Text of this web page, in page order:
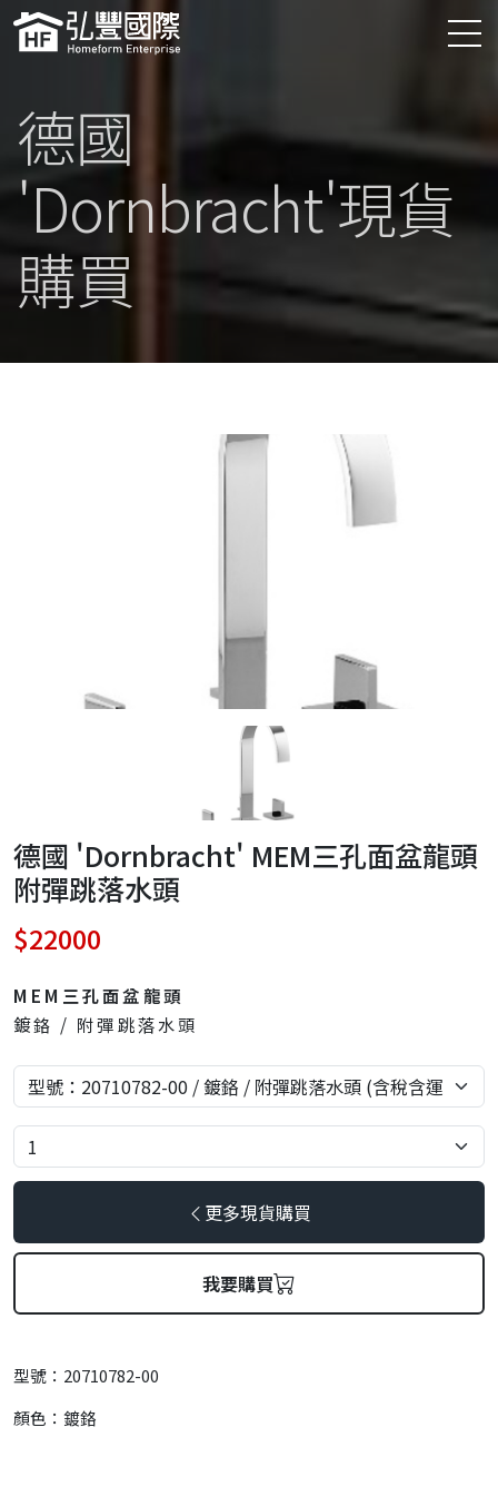
德國
'Dornbracht'現貨
購買
德國 'Dornbracht' MEM三孔面盆龍頭
附彈跳落水頭
$22000
MEM三孔面盆龍頭
鍍鉻 / 附彈跳落水頭
更多現貨購買
我要購買
型號：20710782-00
顏色：鍍鉻